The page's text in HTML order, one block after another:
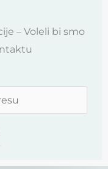
– Voleli bi smo